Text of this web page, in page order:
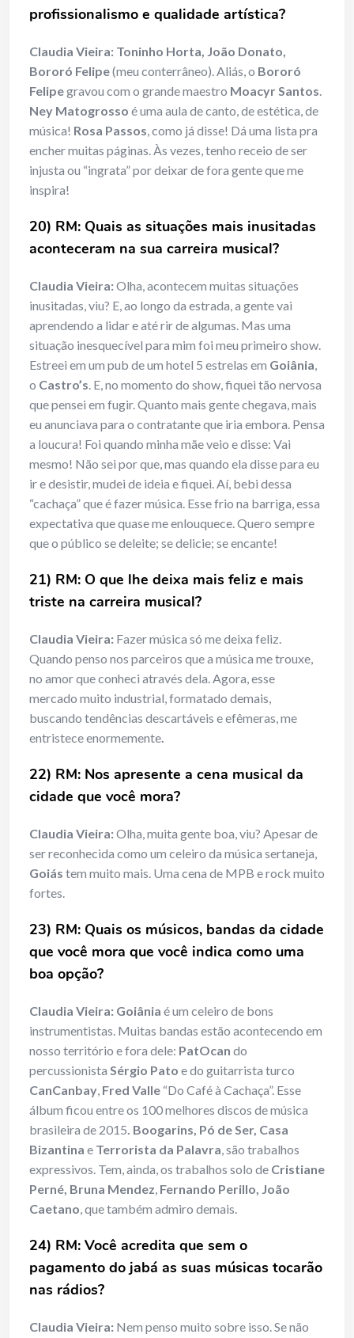
profissionalismo e qualidade artística?
Claudia Vieira: Toninho Horta, João Donato,
Bororó Felipe(meu conterrâneo). Aliás, o Bororó
Felipegravou com o grande maestro Moacyr Santos.
Ney Matogrosso é uma aula de canto, de estética, de
música! Rosa Passos, como já disse! Dá uma lista pra
encher muitas páginas. Às vezes, tenho receio de ser
injusta ou “ingrata” por deixar de fora gente que me
inspira!
20) RM: Quais as situações mais inusitadas
aconteceram na sua carreira musical?
Claudia Vieira:Olha, acontecem muitas situações
inusitadas, viu? E, ao longo da estrada, a gente vai
aprendendo a lidar e até rir de algumas. Mas uma
situação inesquecível para mim foi meu primeiro show.
Estreei em um pub de um hotel 5 estrelas em Goiânia,
o Castro’s. E, no momento do show, fiquei tão nervosa
que pensei em fugir. Quanto mais gente chegava, mais
eu anunciava para o contratante que iria embora. Pensa
a loucura! Foi quando minha mãe veio e disse: Vai
mesmo! Não sei por que, mas quando ela disse para eu
ir e desistir, mudei de ideia e fiquei. Aí, bebi dessa
“cachaça” que é fazer música. Esse frio na barriga, essa
expectativa que quase me enlouquece. Quero sempre
que o público se deleite; se delicie; se encante!
21) RM: O que lhe deixa mais feliz e mais
triste na carreira musical?
Claudia Vieira: Fazer música só me deixa feliz.
Quando penso nos parceiros que a música me trouxe,
no amor que conheci através dela. Agora, esse
mercado muito industrial, formatado demais,
buscando tendências descartáveis e efêmeras, me
entristece enormemente.
22) RM: Nos apresente a cena musical da
cidade que você mora?
Claudia Vieira:Olha, muita gente boa, viu? Apesar de
ser reconhecida como um celeiro da música sertaneja,
Goiás tem muito mais. Uma cena de MPB e rock muito
fortes.
23) RM: Quais os músicos, bandas da cidade
que você mora que você indica como uma
boa opção?
Claudia Vieira: Goiânia é um celeiro de bons
instrumentistas. Muitas bandas estão acontecendo em
nosso território e fora dele: PatOcan do
percussionista Sérgio Pato e do guitarrista turco
CanCanbay, Fred Valle “Do Café à Cachaça”. Esse
álbum ficou entre os 100 melhores discos de música
brasileira de 2015. Boogarins, Pó de Ser, Casa
Bizantina e Terrorista da Palavra, são trabalhos
expressivos. Tem, ainda, os trabalhos solo de Cristiane
Perné, Bruna Mendez, Fernando Perillo, João
Caetano, que também admiro demais.
24) RM: Você acredita que sem o
pagamento do jabá as suas músicas tocarão
nas rádios?
Claudia Vieira: Nem penso muito sobre isso. Se não